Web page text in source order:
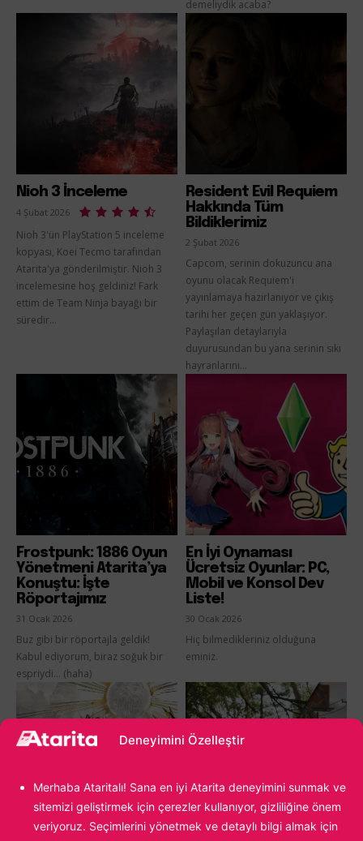
Deneyimini Özelleştir
Merhaba Ataritalı! Sana en iyi Atarita deneyimini sunmak ve
sitemizi geliştirmek için çerezler kullanıyor, gizliliğine önem
veriyoruz. Seçimlerini yönetmek ve detaylı bilgi almak için
demeliydik acaba?
Nioh 3 İnceleme
4 Şubat 2026
Nioh 3'ün PlayStation 5 inceleme
kopyası, Koei Tecmo tarafından
Atarita'ya gönderilmiştir. Nioh 3
incelemesine hoş geldiniz! Fark
ettim de Team Ninja bayağı bir
süredir...
Resident Evil Requiem
Hakkında Tüm
Bildiklerimiz
2 Şubat 2026
Capcom, serinin dokuzuncu ana
oyunu olacak Requiem'i
yayınlamaya hazırlanıyor ve çıkış
tarihi her geçen gün yaklaşıyor.
Paylaşılan detaylarıyla
duyurusundan bu yana serinin sıkı
hayranlarını...
Frostpunk: 1886 Oyun
Yönetmeni Atarita’ya
Konuştu: İşte
Röportajımız
31 Ocak 2026
Buz gibi bir röportajla geldik!
Kabul ediyorum, biraz soğuk bir
espriydi... (haha)
En İyi Oynaması
Ücretsiz Oyunlar: PC,
Mobil ve Konsol Dev
Liste!
30 Ocak 2026
Hiç bilmedikleriniz olduğuna
eminiz.